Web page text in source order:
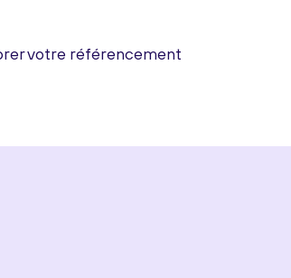
votre référencement